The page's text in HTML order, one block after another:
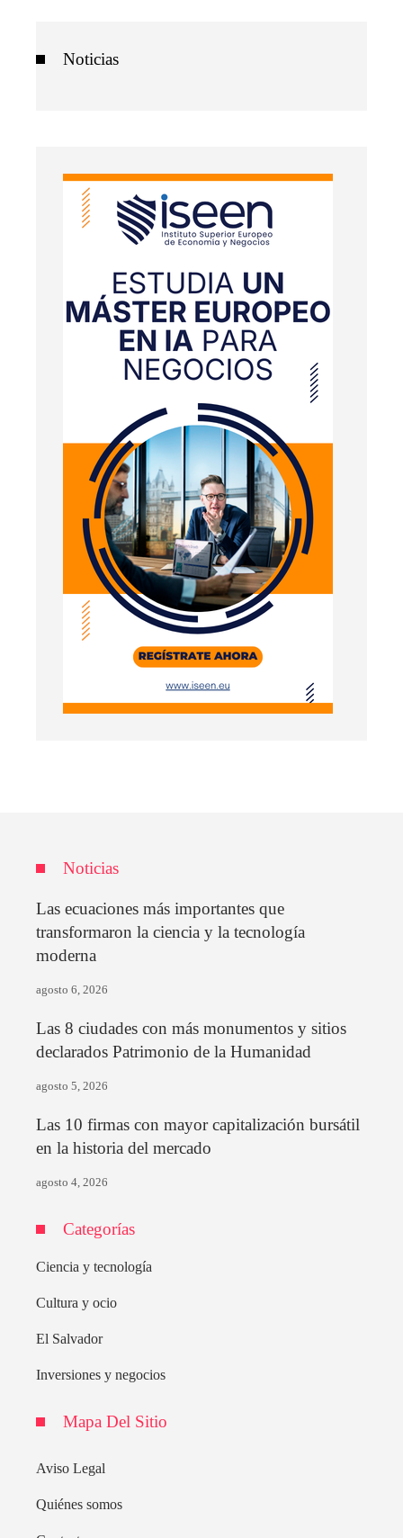
Noticias
Noticias
Las ecuaciones más importantes que
transformaron la ciencia y la tecnología
moderna
agosto 6, 2026
Las 8 ciudades con más monumentos y sitios
declarados Patrimonio de la Humanidad
agosto 5, 2026
Las 10 firmas con mayor capitalización bursátil
en la historia del mercado
agosto 4, 2026
Categorías
Ciencia y tecnología
Cultura y ocio
El Salvador
Inversiones y negocios
Mapa Del Sitio
Aviso Legal
Quiénes somos